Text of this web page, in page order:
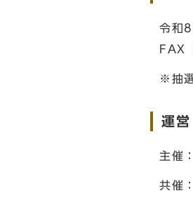
令和
FAX
※抽
運営
主催
共催